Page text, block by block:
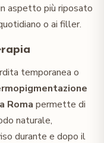
aspetto più riposato
o ai filler.
temporanea o
Roma permette di
naturale,
durante e dopo il